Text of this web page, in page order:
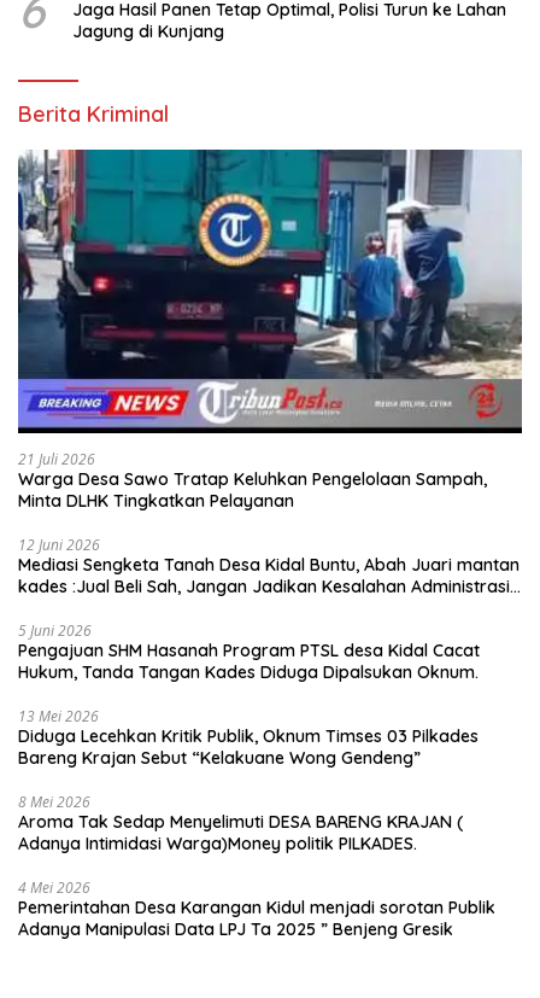
Jaga Hasil Panen Tetap Optimal, Polisi Turun ke Lahan
Jagung di Kunjang
Berita Kriminal
21 Juli 2026
Warga Desa Sawo Tratap Keluhkan Pengelolaan Sampah,
Minta DLHK Tingkatkan Pelayanan
12 Juni 2026
Mediasi Sengketa Tanah Desa Kidal Buntu, Abah Juari mantan
kades :Jual Beli Sah, Jangan Jadikan Kesalahan Administrasi
5 Juni 2026
Pengajuan SHM Hasanah Program PTSL desa Kidal Cacat
Hukum, Tanda Tangan Kades Diduga Dipalsukan Oknum.
13 Mei 2026
Diduga Lecehkan Kritik Publik, Oknum Timses 03 Pilkades
Bareng Krajan Sebut “Kelakuane Wong Gendeng”
8 Mei 2026
Aroma Tak Sedap Menyelimuti DESA BARENG KRAJAN (
Adanya Intimidasi Warga)Money politik PILKADES.
4 Mei 2026
Pemerintahan Desa Karangan Kidul menjadi sorotan Publik
Adanya Manipulasi Data LPJ Ta 2025 ” Benjeng Gresik